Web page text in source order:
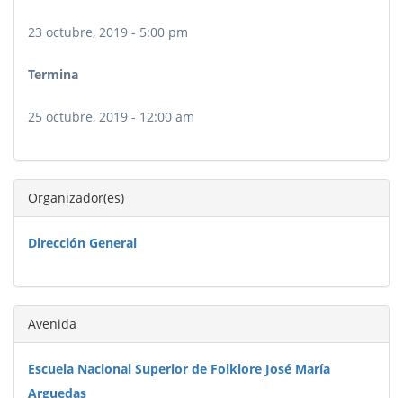
23 octubre, 2019 - 5:00 pm
Termina
25 octubre, 2019 - 12:00 am
Organizador(es)
Dirección General
Avenida
Escuela Nacional Superior de Folklore José María
Arguedas